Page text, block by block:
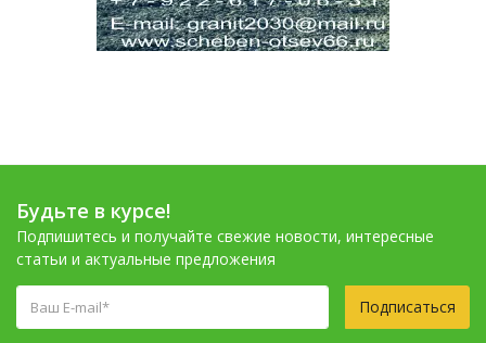
Будьте в курсе!
Подпишитесь и получайте свежие новости, интересные
статьи и актуальные предложения
Подписаться